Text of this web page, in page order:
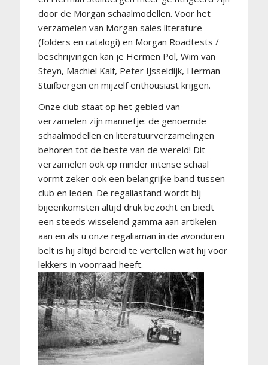
door de Morgan schaalmodellen. Voor het
verzamelen van Morgan sales literature
(folders en catalogi) en Morgan Roadtests /
beschrijvingen kan je Hermen Pol, Wim van
Steyn, Machiel Kalf, Peter IJsseldijk, Herman
Stuifbergen en mijzelf enthousiast krijgen.
Onze club staat op het gebied van
verzamelen zijn mannetje: de genoemde
schaalmodellen en literatuurverzamelingen
behoren tot de beste van de wereld! Dit
verzamelen ook op minder intense schaal
vormt zeker ook een belangrijke band tussen
club en leden. De regaliastand wordt bij
bijeenkomsten altijd druk bezocht en biedt
een steeds wisselend gamma aan artikelen
aan en als u onze regaliaman in de avonduren
belt is hij altijd bereid te vertellen wat hij voor
lekkers in voorraad heeft.